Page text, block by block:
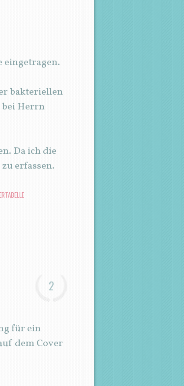
eingetragen.
bakteriellen
bei Herrn
Da ich die
erfassen.
2
für ein
dem Cover